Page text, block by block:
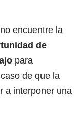
encuentre la
de
para
de que la
a interponer una